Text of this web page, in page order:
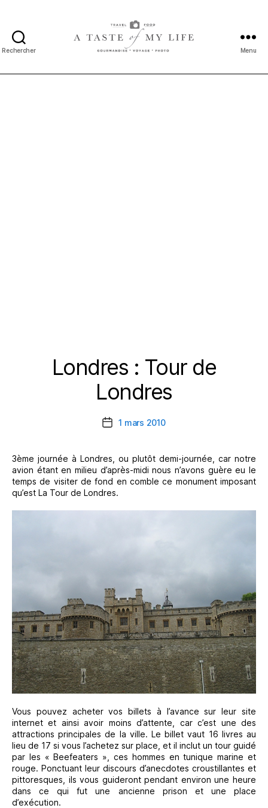
Rechercher
taste
Menu
Catégories
Londres : Tour de
Londres
Date1 mars 2010
3ème journée à Londres, ou plutôt demi-journée, car notre
avion étant en milieu d’après-midi nous n’avons guère eu le
temps de visiter de fond en comble ce monument imposant
qu’est La Tour de Londres.
Vous pouvez acheter vos billets à l’avance sur leur site
internet et ainsi avoir moins d’attente, car c’est une des
attractions principales de la ville. Le billet vaut 16 livres au
lieu de 17 si vous l’achetez sur place, et il inclut un tour guidé
par les « Beefeaters », ces hommes en tunique marine et
rouge. Ponctuant leur discours d’anecdotes croustillantes et
pittoresques, ils vous guideront pendant environ une heure
dans ce qui fut une ancienne prison et une place
d’exécution.